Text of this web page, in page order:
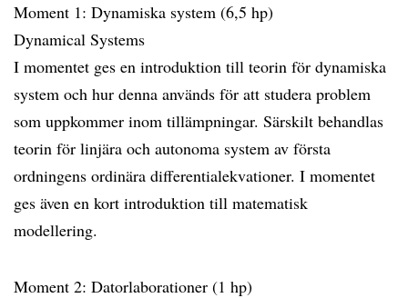
Moment 1: Dynamiska system (6,5 hp)
Dynamical Systems
I momentet ges en introduktion till teorin för dynamiska
system och hur denna används för att studera problem
som uppkommer inom tillämpningar. Särskilt behandlas
teorin för linjära och autonoma system av första
ordningens ordinära differentialekvationer. I momentet
ges även en kort introduktion till matematisk
modellering.
Moment 2: Datorlaborationer (1 hp)